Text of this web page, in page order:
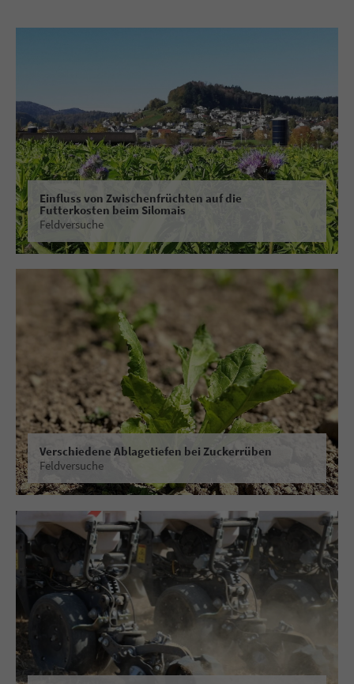
Einfluss von Zwischenfrüchten auf die
Futterkosten beim Silomais
Feldversuche
Verschiedene Ablagetiefen bei Zuckerrüben
Feldversuche